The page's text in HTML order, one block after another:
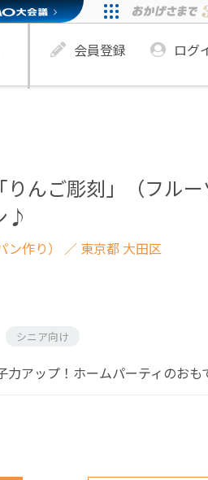
会員登録 ログ
りんご彫刻」（フル
♪
作り） ／ 東京都 大田区
シニア向け
力アップ！ホームパーティのお